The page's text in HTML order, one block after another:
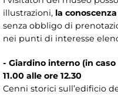
illustrazioni, la conoscenza
senza obbligo di
nei punti di interesse
- Giardino interno (in
11.00 alle ore 12.30
Cenni storici sull’edificio